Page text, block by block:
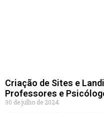
Criação de Sites e
Professores e
30 de julho de 2024